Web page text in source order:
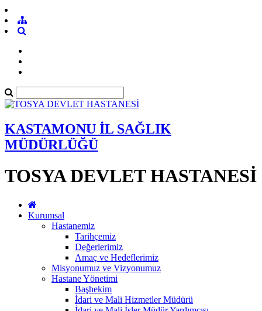
KASTAMONU İL SAĞLIK
MÜDÜRLÜĞÜ
TOSYA DEVLET HASTANESİ
Kurumsal
Hastanemiz
Tarihçemiz
Değerlerimiz
Amaç ve Hedeflerimiz
Misyonumuz ve Vizyonumuz
Hastane Yönetimi
Başhekim
İdari ve Mali Hizmetler Müdürü